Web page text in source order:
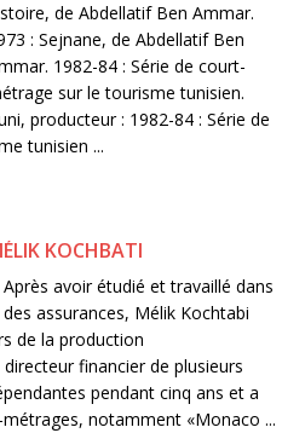
de Abdellatif Ben Ammar.
: Sejnane, de Abdellatif Ben
1982-84 : Série de court-
sur le tourisme tunisien.
producteur : 1982-84 : Série de
tunisien ...
KOCHBATI
avoir étudié et travaillé dans
assurances, Mélik Kochtabi
de la production
financier de plusieurs
pendant cinq ans et a
notamment «Monaco ...